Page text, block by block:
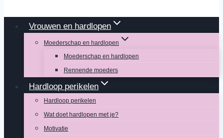
Vrouwen en hardlopen
Moederschap en hardlopen
Moederschap en hardlopen
Rennende moeders
Hardloop perikelen
Hardloop perikelen
Wat doet hardlopen met je?
Motivatie